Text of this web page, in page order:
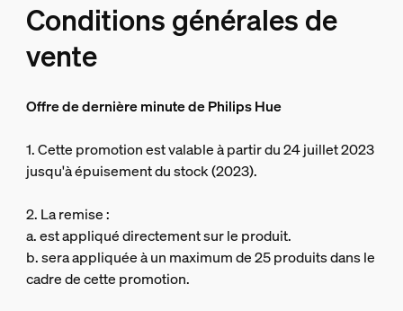
Conditions générales de
vente
Offre de dernière minute de Philips Hue
1. Cette promotion est valable à partir du 24 juillet 2023
jusqu'à épuisement du stock (2023).
2. La remise :
a. est appliqué directement sur le produit.
b. sera appliquée à un maximum de 25 produits dans le
cadre de cette promotion.